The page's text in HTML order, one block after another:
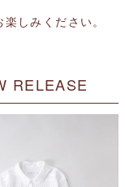
しみください。
RELEASE